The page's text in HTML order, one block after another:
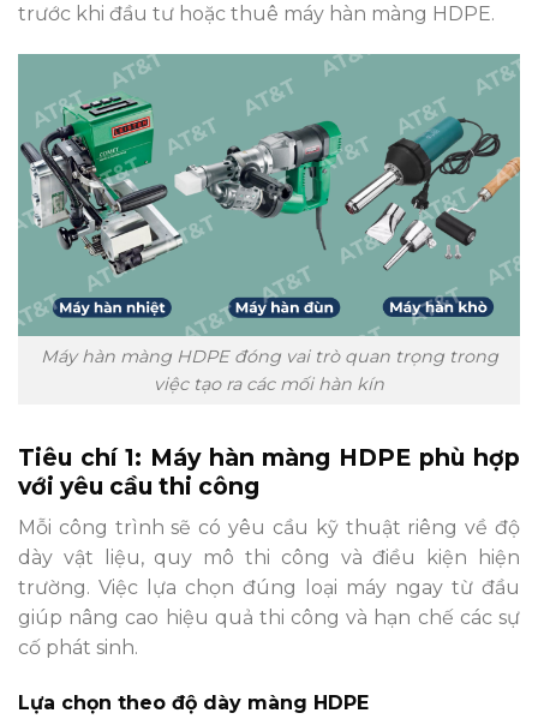
trước khi đầu tư hoặc thuê máy hàn màng HDPE.
Máy hàn màng HDPE đóng vai trò quan trọng trong
việc tạo ra các mối hàn kín
Tiêu chí 1: Máy hàn màng HDPE phù hợp
với yêu cầu thi công
Mỗi công trình sẽ có yêu cầu kỹ thuật riêng về độ
dày vật liệu, quy mô thi công và điều kiện hiện
trường. Việc lựa chọn đúng loại máy ngay từ đầu
giúp nâng cao hiệu quả thi công và hạn chế các sự
cố phát sinh.
Lựa chọn theo độ dày màng HDPE